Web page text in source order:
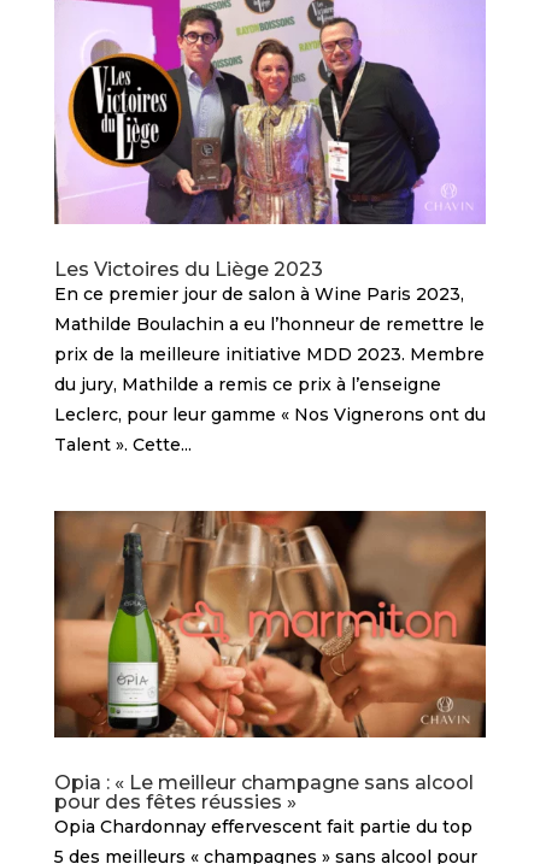
Les Victoires du Liège 2023
En ce premier jour de salon à Wine Paris 2023,
Mathilde Boulachin a eu l’honneur de remettre le
prix de la meilleure initiative MDD 2023. Membre
du jury, Mathilde a remis ce prix à l’enseigne
Leclerc, pour leur gamme « Nos Vignerons ont du
Talent ». Cette...
Opia : « Le meilleur champagne sans alcool
pour des fêtes réussies »
Opia Chardonnay effervescent fait partie du top
5 des meilleurs « champagnes » sans alcool pour